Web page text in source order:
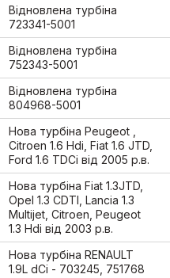
Відновлена турбіна
723341-5001
Відновлена турбіна
752343-5001
Відновлена турбіна
804968-5001
Нова турбіна Peugeot ,
Citroen 1.6 Hdi, Fiat 1.6 JTD,
Ford 1.6 TDCi від 2005 р.в.
Нова турбіна Fiat 1.3JTD,
Opel 1.3 CDTI, Lancia 1.3
Multijet, Citroen, Peugeot
1.3 Hdi від 2003 р.в.
Нова турбіна RENAULT
1.9L dCi - 703245, 751768